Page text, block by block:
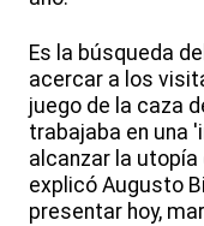
Es la búsqueda
acercar a los
juego de la caza
trabajaba en una
alcanzar la utopía
explicó Augusto
presentar hoy,